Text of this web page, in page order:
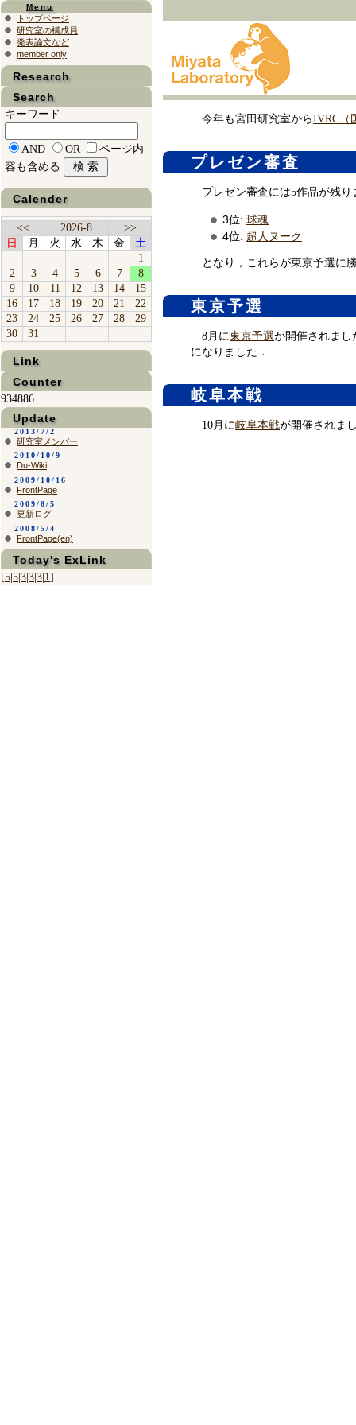
今年も宮田研究室からIVRC（
プレゼン審査
プレゼン審査には5作品が残
3位: 球魂
4位: 超人ヌーク
となり，これらが東京予選に
東京予選
8月に東京予選が開催されまし
になりました．
岐阜本戦
10月に岐阜本戦が開催されま
Menu
トップページ
研究室の構成員
発表論文など
member only
Research
Search
キーワード
AND OR
ページ内
容も含める
Calender
<< 2026-8
>>
日
月 火 水 木 金
土
1
2
3 4 5 6 7
8
9
10 11 12 13 14
15
16
17 18 19 20 21
22
23
24 25 26 27 28
29
30
31
Link
Counter
934886
Update
2013/7/2
研究室メンバー
2010/10/9
Du-Wiki
2009/10/16
FrontPage
2009/8/5
更新ログ
2008/5/4
FrontPage(en)
Today's ExLink
[5 5 3 3 3 1]